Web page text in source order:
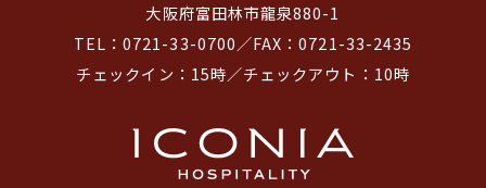
大阪府富田林市龍泉880-1
TEL：0721-33-0700／FAX：0721-33-2435
チェックイン：15時／チェックアウト：10時